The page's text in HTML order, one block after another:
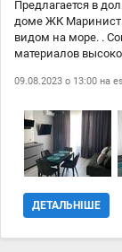
Предлагается в
доме ЖК
видом на море. .
материалов
студия с
комната с
Интернет.
вечеров или
паркинг, детская
09.08.2023 о 13:00 на
ДЕТАЛЬНІШЕ